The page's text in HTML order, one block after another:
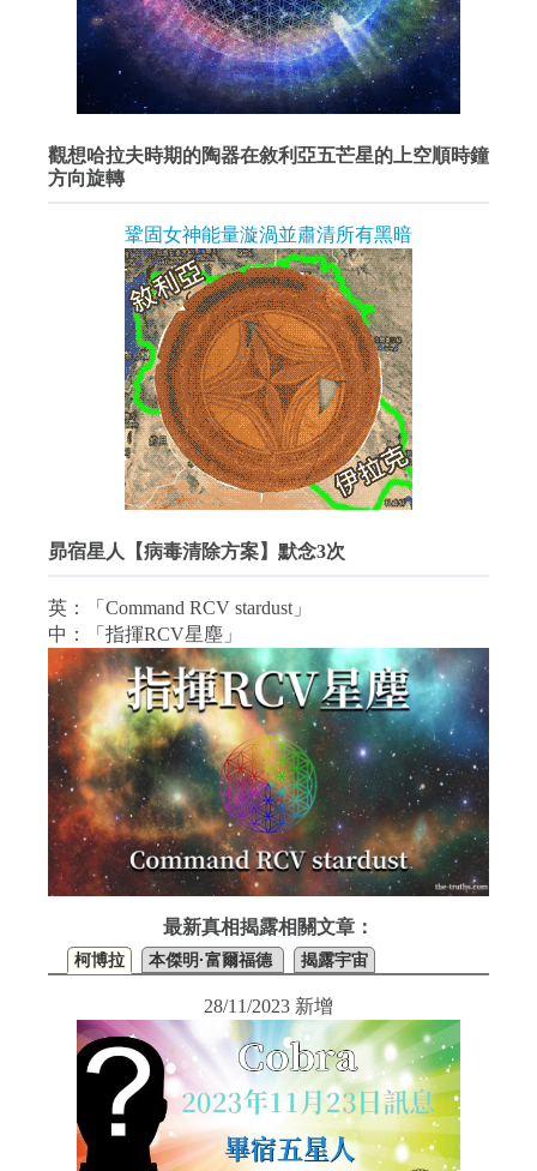
觀想哈拉夫時期的陶器在敘利亞五芒星的上空順時鐘
方向旋轉
鞏固女神能量漩渦並肅清所有黑暗
昴宿星人【病毒清除方案】默念3次
英：「Command RCV stardust」
中：「指揮RCV星塵」
最新真相揭露相關文章：
柯博拉 本傑明·富爾福德 揭露宇宙
28/11/2023 新增